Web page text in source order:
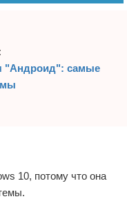
"Андроид": самые
10, потому что она